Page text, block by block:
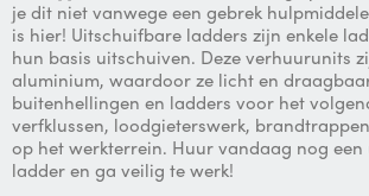
je dit niet vanwege een gebrek
is hier! Uitschuifbare ladders zijn enkele
hun basis uitschuiven. Deze verhuurunits
aluminium, waardoor ze licht en
buitenhellingen en ladders voor het
verfklussen, loodgieterswerk,
op het werkterrein. Huur vandaag nog
ladder en ga veilig te werk!